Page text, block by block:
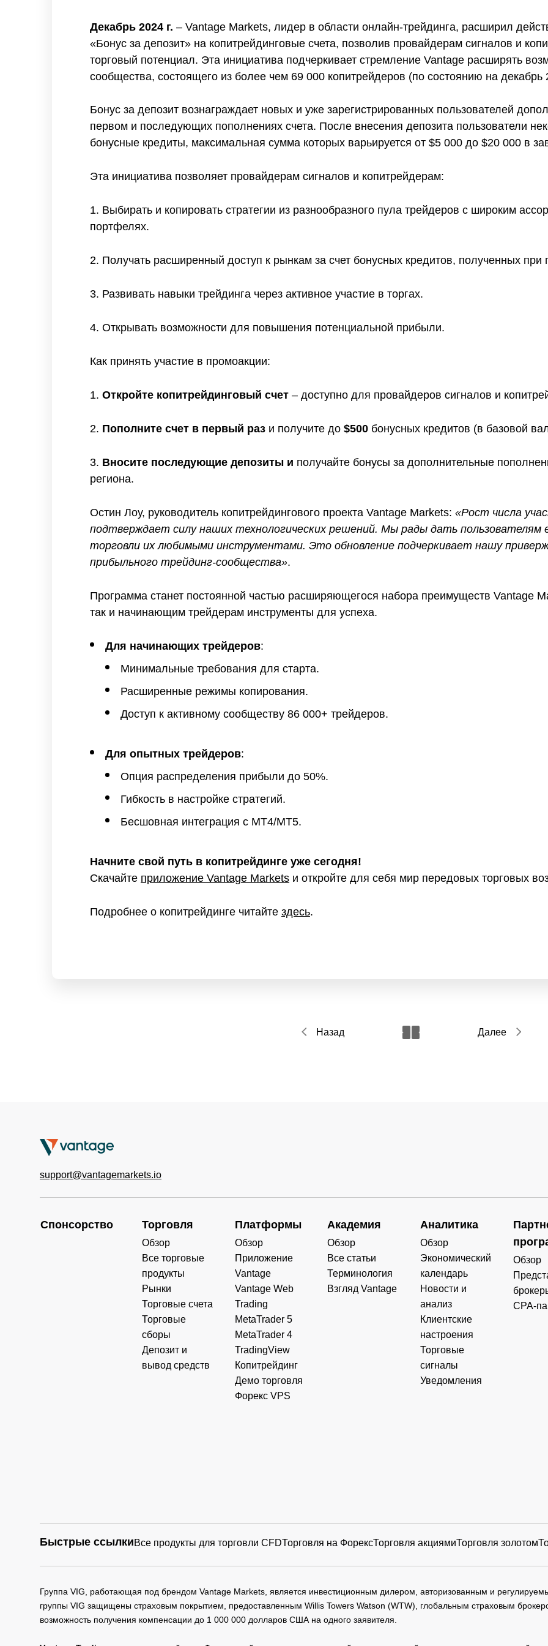
Декабрь 2024 г. – Vantage Markets, лидер в области онлайн-трейдинга, расширил
«Бонус за депозит» на копитрейдинговые счета, позволив провайдерам сигналов и
торговый потенциал. Эта инициатива подчеркивает стремление Vantage расширять
сообщества, состоящего из более чем 69 000 копитрейдеров (по состоянию на декабрь
Бонус за депозит вознаграждает новых и уже зарегистрированных пользователей
первом и последующих пополнениях счета. После внесения депозита пользователи
бонусные кредиты, максимальная сумма которых варьируется от $5 000 до $20 000 в
Эта инициатива позволяет провайдерам сигналов и копитрейдерам:
1. Выбирать и копировать стратегии из разнообразного пула трейдеров с широким
портфелях.
2. Получать расширенный доступ к рынкам за счет бонусных кредитов, полученных
3. Развивать навыки трейдинга через активное участие в торгах.
4. Открывать возможности для повышения потенциальной прибыли.
Как принять участие в промоакции:
1. Откройте копитрейдинговый счет – доступно для провайдеров сигналов и
2. Пополните счет в первый раз и получите до $500 бонусных кредитов (в базовой
3. Вносите последующие депозиты и получайте бонусы за дополнительные
региона.
Остин Лоу, руководитель копитрейдингового проекта Vantage Markets: «Рост числа
подтверждает силу наших технологических решений. Мы рады дать
торговли их любимыми инструментами. Это обновление подчеркивает нашу
прибыльного трейдинг-сообщества».
Программа станет постоянной частью расширяющегося набора преимуществ Vantage
так и начинающим трейдерам инструменты для успеха.
Для начинающих трейдеров:
Минимальные требования для старта.
Расширенные режимы копирования.
Доступ к активному сообществу 86 000+ трейдеров.
Для опытных трейдеров:
Опция распределения прибыли до 50%.
Гибкость в настройке стратегий.
Бесшовная интеграция с MT4/MT5.
Начните свой путь в копитрейдинге уже сегодня!
Скачайте приложение Vantage Markets и откройте для себя мир передовых торговых
Подробнее о копитрейдинге читайте здесь.
Назад Далее
support@vantagemarkets.io
Спонсорство Торговля
Обзор
Все торговые
продукты
Рынки
Торговые счета
Торговые
сборы
Депозит и
вывод средств
Платформы
Обзор
Приложение
Vantage
Vantage Web
Trading
MetaTrader 5
MetaTrader 4
TradingView
Копитрейдинг
Демо торговля
Форекс VPS
Академия
Обзор
Все статьи
Терминология
Взгляд Vantage
Аналитика
Обзор
Экономический
календарь
Новости и
анализ
Клиентские
настроения
Торговые
сигналы
Уведомления
Обзор
CPA-
Быстрые ссылкиВсе продукты для торговли CFDТорговля на ФорексТорговля акциямиТорговля золотом
Группа VIG, работающая под брендом Vantage Markets, является инвестиционным дилером, авторизованным и
группы VIG защищены страховым покрытием, предоставленным Willis Towers Watson (WTW), глобальным страховым
возможность получения компенсации до 1 000 000 долларов США на одного заявителя.